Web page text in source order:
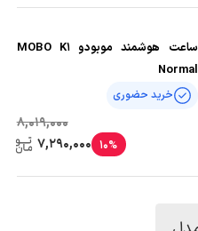
ساعت هوشمند موبودو MOBO K1
Normal
خرید حضوری
8,019,000
10%
7,290,000